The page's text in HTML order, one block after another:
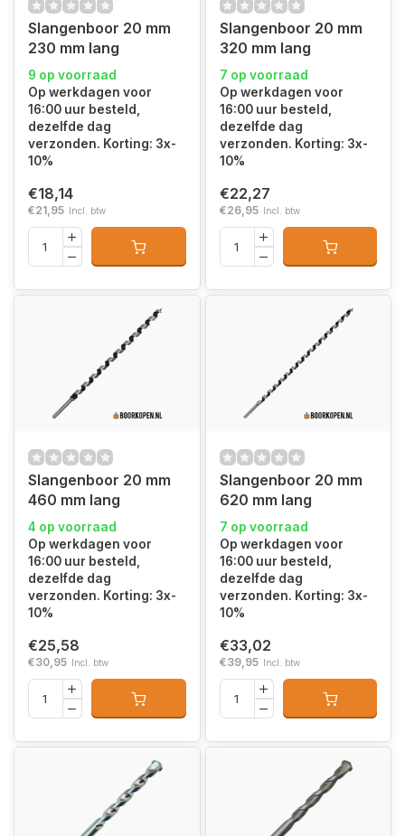
Slangenboor 20 mm
230 mm lang
9 op voorraad
Op werkdagen voor
16:00 uur besteld,
dezelfde dag
verzonden. Korting: 3x-
10%
€18,14
€21,95 Incl. btw
Slangenboor 20 mm
320 mm lang
7 op voorraad
Op werkdagen voor
16:00 uur besteld,
dezelfde dag
verzonden. Korting: 3x-
10%
€22,27
€26,95 Incl. btw
Slangenboor 20 mm
460 mm lang
4 op voorraad
Op werkdagen voor
16:00 uur besteld,
dezelfde dag
verzonden. Korting: 3x-
10%
€25,58
€30,95 Incl. btw
Slangenboor 20 mm
620 mm lang
7 op voorraad
Op werkdagen voor
16:00 uur besteld,
dezelfde dag
verzonden. Korting: 3x-
10%
€33,02
€39,95 Incl. btw